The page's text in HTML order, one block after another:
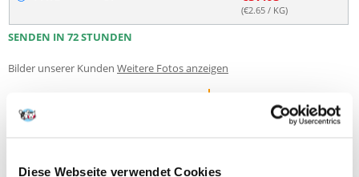
Diese Webseite verwendet Cookies
(€2.65 / KG)
SENDEN IN 72 STUNDEN
Bilder unserer Kunden Weitere Fotos anzeigen